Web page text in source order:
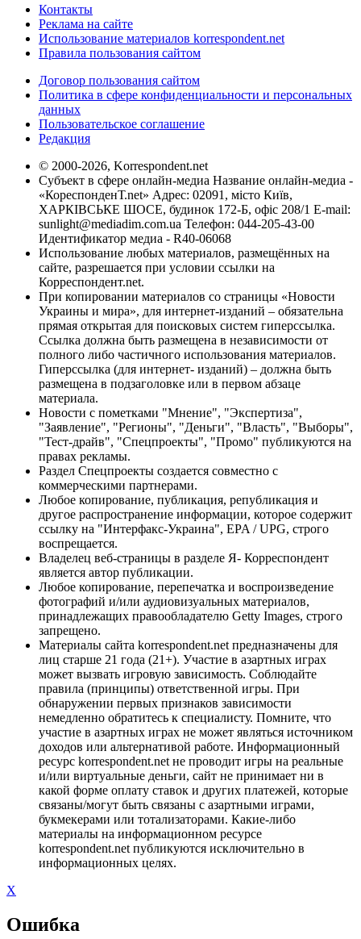
Контакты
Реклама на сайте
Использование материалов korrespondent.net
Правила пользования сайтом
Договор пользования сайтом
Политика в сфере конфиденциальности и персональных
данных
Пользовательское соглашение
Редакция
© 2000-2026, Korrespondent.net
Субъект в сфере онлайн-медиа Название онлайн-медиа -
«КореспонденТ.net» Адрес: 02091, місто Київ,
ХАРКІВСЬКЕ ШОСЕ, будинок 172-Б, офіс 208/1 E-mail:
sunlight@mediadim.com.ua Телефон: 044-205-43-00
Идентификатор медиа - R40-06068
Использование любых материалов, размещённых на
сайте, разрешается при условии ссылки на
Корреспондент.net.
При копировании материалов со страницы «Новости
Украины и мира», для интернет-изданий – обязательна
прямая открытая для поисковых систем гиперссылка.
Ссылка должна быть размещена в независимости от
полного либо частичного использования материалов.
Гиперссылка (для интернет- изданий) – должна быть
размещена в подзаголовке или в первом абзаце
материала.
Новости с пометками "Мнение", "Экспертиза",
"Заявление", "Регионы", "Деньги", "Власть", "Выборы",
"Тест-драйв", "Спецпроекты", "Промо" публикуются на
правах рекламы.
Раздел Спецпроекты создается совместно с
коммерческими партнерами.
Любое копирование, публикация, републикация и
другое распространение информации, которое содержит
ссылку на "Интерфакс-Украина", EPA / UPG, строго
воспрещается.
Владелец веб-страницы в разделе Я- Корреспондент
является автор публикации.
Любое копирование, перепечатка и воспроизведение
фотографий и/или аудиовизуальных материалов,
принадлежащих правообладателю Getty Images, строго
запрещено.
Материалы сайта korrespondent.net предназначены для
лиц старше 21 года (21+). Участие в азартных играх
может вызвать игровую зависимость. Соблюдайте
правила (принципы) ответственной игры. При
обнаружении первых признаков зависимости
немедленно обратитесь к специалисту. Помните, что
участие в азартных играх не может являться источником
доходов или альтернативой работе. Информационный
ресурс korrespondent.net не проводит игры на реальные
и/или виртуальные деньги, сайт не принимает ни в
какой форме оплату ставок и других платежей, которые
связаны/могут быть связаны с азартными играми,
букмекерами или тотализаторами. Какие-либо
материалы на информационном ресурсе
korrespondent.net публикуются исключительно в
информационных целях.
X
Ошибка